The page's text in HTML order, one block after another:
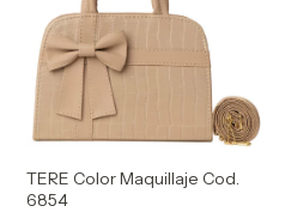
TERE Color Maquillaje Cod.
6854